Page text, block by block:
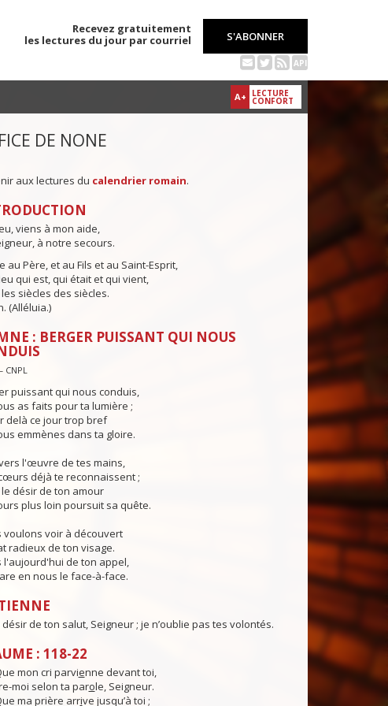
Recevez gratuitement
les lectures du jour par courriel
S'ABONNER
API
A+ LECTURE
CONFORT
DE NONE
aux lectures du calendrier romain.
viens à mon aide,
à notre secours.
au Père, et au Fils et au Saint-Esprit,
qui est, qui était et qui vient,
siècles des siècles.
(Alléluia.)
: BERGER PUISSANT QUI NOUS
CNPL
puissant qui nous conduis,
as faits pour ta lumière ;
delà ce jour trop bref
emmènes dans ta gloire.
l'œuvre de tes mains,
déjà te reconnaissent ;
désir de ton amour
plus loin poursuit sa quête.
voulons voir à découvert
radieux de ton visage.
l'aujourd'hui de ton appel,
en nous le face-à-face.
désir de ton salut, Seigneur ; je n’oublie pas tes volontés.
: 118-22
mon cri parvienne devant toi,
moi selon ta parole, Seigneur.
ma prière arrive jusqu’à toi ;